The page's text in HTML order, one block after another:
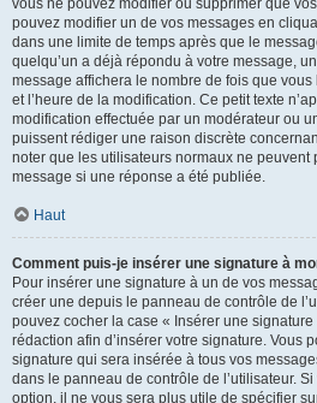
vous ne pouvez modifier ou supprimer que
pouvez modifier un de vos messages en
dans une limite de temps après que le
quelqu’un a déjà répondu à votre message,
message affichera le nombre de fois que vous
et l’heure de la modification. Ce petit texte
modification effectuée par un modérateur ou
puissent rédiger une raison discrète
noter que les utilisateurs normaux ne peuvent
message si une réponse a été publiée.
Haut
Comment puis-je insérer une signature à
Pour insérer une signature à un de vos
créer une depuis le panneau de contrôle de
pouvez cocher la case « Insérer une
rédaction afin d’insérer votre signature. Vous
signature qui sera insérée à tous vos
dans le panneau de contrôle de l’utilisateur.
option, il ne vous sera plus utile de spécifier